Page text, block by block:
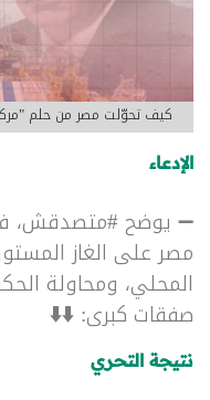
كيف تحوّلت مصر من حلم "مركز
الإدعاء
➖ يوضح #متصدقش، في
مصر على الغاز
المحلي، ومحاولة
صفقات كبرى: ⬇️⬇️
نتيجة التحري